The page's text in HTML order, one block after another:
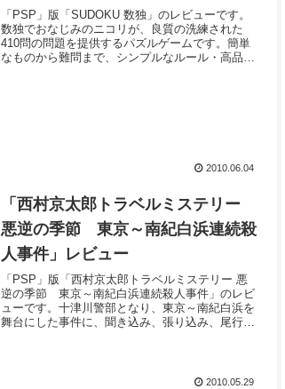
「PSP」版「SUDOKU 数独」のレビューです。
数独でおなじみのニコリが、良質の洗練された
410問の問題を提供するパズルゲームです。簡単
なものから難問まで、シンプルなルール・高品質
2010.06.04
「西村京太郎トラベルミステリー
悪逆の季節 東京～南紀白浜連続殺
人事件」レビュー
「PSP」版「西村京太郎トラベルミステリー 悪
逆の季節 東京～南紀白浜連続殺人事件」のレビ
ューです。十津川警部となり、東京～南紀白浜を
舞台にした事件に、聞き込み、張り込み、尾行な
2010.05.29